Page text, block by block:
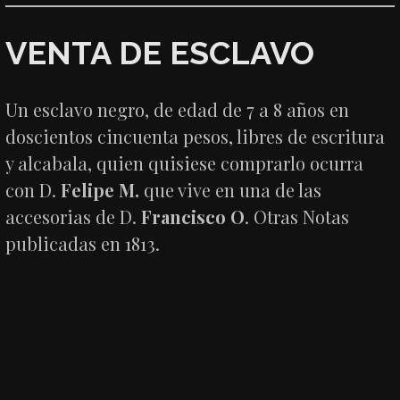
VENTA DE ESCLAVO
Un esclavo negro, de edad de 7 a 8 años en
doscientos cincuenta pesos, libres de escritura
y alcabala, quien quisiese comprarlo ocurra
con D.Felipe M. que vive en una de las
accesorias de D.Francisco O. Otras Notas
publicadas en 1813.